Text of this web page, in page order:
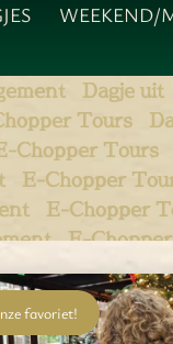
WEEKEND/
Dagje uit
Tours
Chopper Tours
E-Chopper
E-Chopper
E-
E-
E-
E-
favoriet!